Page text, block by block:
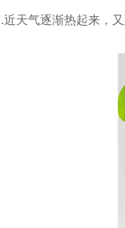
.近天气逐渐热起来，